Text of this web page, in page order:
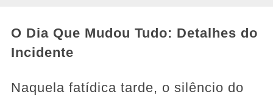
O Dia Que Mudou Tudo: Detalhes do
Incidente
Naquela fatídica tarde, o silêncio do